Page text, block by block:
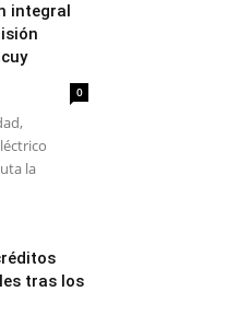
integral
0
la
tras los